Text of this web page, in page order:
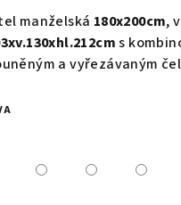
manželská 180x200cm,
s
a vyřezávaným